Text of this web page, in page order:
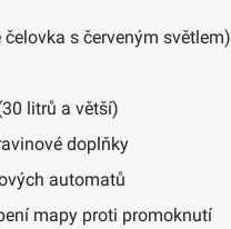
čelovka s červeným světlem)
litrů a větší)
doplňky
automatů
mapy proti promoknutí